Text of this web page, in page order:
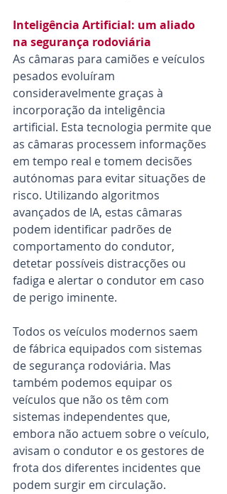
Inteligência Artificial: um aliado
na segurança rodoviária
As câmaras para camiões e veículos
pesados evoluíram
consideravelmente graças à
incorporação da inteligência
artificial. Esta tecnologia permite que
as câmaras processem informações
em tempo real e tomem decisões
autónomas para evitar situações de
risco. Utilizando algoritmos
avançados de IA, estas câmaras
podem identificar padrões de
comportamento do condutor,
detetar possíveis distracções ou
fadiga e alertar o condutor em caso
de perigo iminente.
Todos os veículos modernos saem
de fábrica equipados com sistemas
de segurança rodoviária. Mas
também podemos equipar os
veículos que não os têm com
sistemas independentes que,
embora não actuem sobre o veículo,
avisam o condutor e os gestores de
frota dos diferentes incidentes que
podem surgir em circulação.